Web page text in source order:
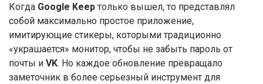
Когда Google Keep только вышел, то представлял
собой максимально простое приложение,
имитирующие стикеры, которыми традиционно
«украшается» монитор, чтобы не забыть пароль от
почты и VK. Но каждое обновление превращало
заметочник в более серьезный инструмент для